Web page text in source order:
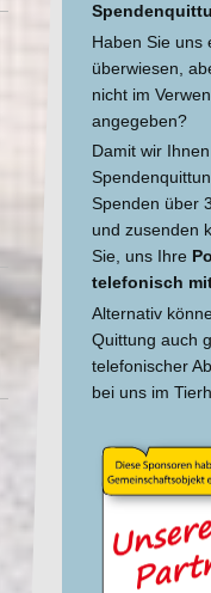
Haben Sie uns
überwiesen,
nicht im
angegeben?
Damit wir
Spenden über
und zusenden
Sie, uns Ihre
telefonisch
Alternativ
Quittung auch
telefonischer
bei uns im